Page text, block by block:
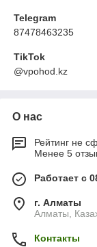
Telegram
87478463235
TikTok
@vpohod.kz
О нас
Рейтинг не
Менее 5
Работает с
г. Алматы
Алматы,
Контакты